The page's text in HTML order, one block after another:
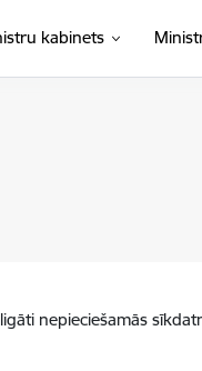
kabinets
nepieciešamās